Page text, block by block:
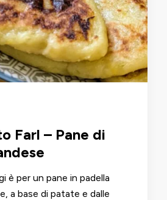
Farl – Pane di
è per un pane in padella
a base di patate e dalle